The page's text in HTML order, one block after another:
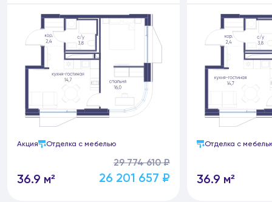
Акция Отделка с мебелью
36.9 м²
29 774 610 ₽
26 201 657 ₽
Отделка с
36.9 м²